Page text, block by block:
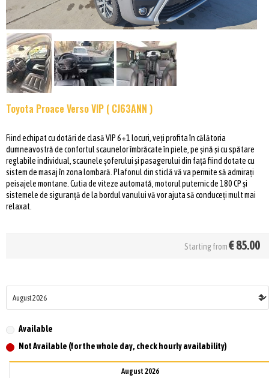
Toyota Proace Verso VIP ( CJ63ANN )
Fiind echipat cu dotări de clasă VIP 6+1 locuri, veți profita în călătoria
dumneavostră de confortul scaunelor îmbrăcate în piele, pe șină și cu spătare
reglabile individual, scaunele șoferului și pasagerului din față fiind dotate cu
sistem de masaj în zona lombară. Plafonul din sticlă vă va permite să admirați
peisajele montane. Cutia de viteze automată, motorul puternic de 180 CP și
sistemele de siguranță de la bordul vanului vă vor ajuta să conduceți mult mai
relaxat.
Starting from€85.00
Available
Not Available (for the whole day, check hourly availability)
August 2026